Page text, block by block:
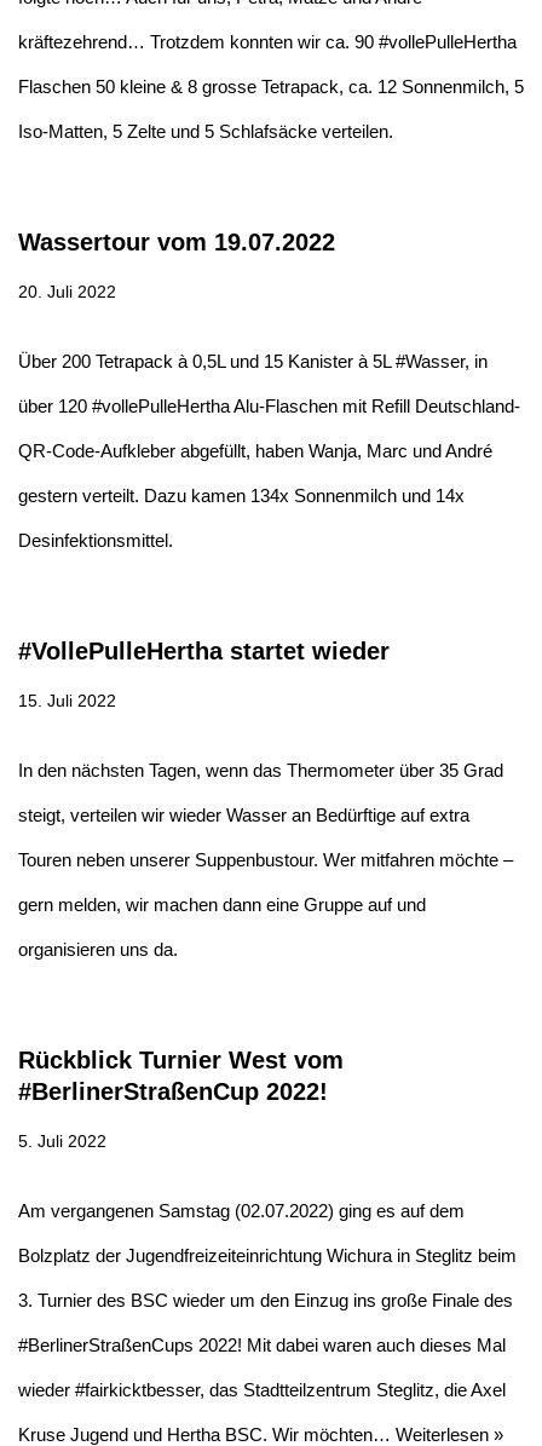
kräftezehrend… Trotzdem konnten wir ca. 90 #vollePulleHertha
Flaschen 50 kleine & 8 grosse Tetrapack, ca. 12 Sonnenmilch, 5
Iso-Matten, 5 Zelte und 5 Schlafsäcke verteilen.
Wassertour vom 19.07.2022
20. Juli 2022
Über 200 Tetrapack à 0,5L und 15 Kanister à 5L #Wasser, in
über 120 #vollePulleHertha Alu-Flaschen mit Refill Deutschland-
QR-Code-Aufkleber abgefüllt, haben Wanja, Marc und André
gestern verteilt. Dazu kamen 134x Sonnenmilch und 14x
Desinfektionsmittel.
#VollePulleHertha startet wieder
15. Juli 2022
In den nächsten Tagen, wenn das Thermometer über 35 Grad
steigt, verteilen wir wieder Wasser an Bedürftige auf extra
Touren neben unserer Suppenbustour. Wer mitfahren möchte –
gern melden, wir machen dann eine Gruppe auf und
organisieren uns da.
Rückblick Turnier West vom
#BerlinerStraßenCup 2022!
5. Juli 2022
Am vergangenen Samstag (02.07.2022) ging es auf dem
Bolzplatz der Jugendfreizeiteinrichtung Wichura in Steglitz beim
3. Turnier des BSC wieder um den Einzug ins große Finale des
#BerlinerStraßenCups 2022! Mit dabei waren auch dieses Mal
wieder #fairkicktbesser, das Stadtteilzentrum Steglitz, die Axel
Kruse Jugend und Hertha BSC. Wir möchten… Weiterlesen »